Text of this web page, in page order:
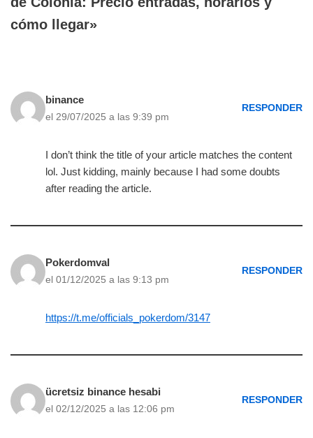
cómo llegar»
binance
el 29/07/2025 a las 9:39 pm
RESPONDER
I don’t think the title of your article matches the content
lol. Just kidding, mainly because I had some doubts
after reading the article.
Pokerdomval
el 01/12/2025 a las 9:13 pm
RESPONDER
https://t.me/officials_pokerdom/3147
ücretsiz binance hesabi
el 02/12/2025 a las 12:06 pm
RESPONDER